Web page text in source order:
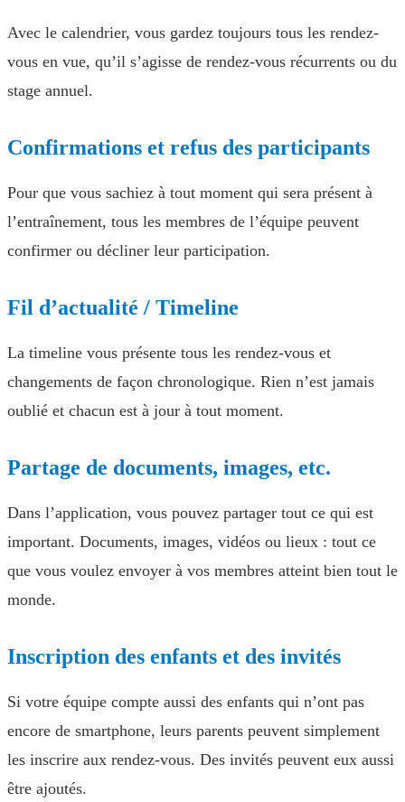
Avec le calendrier, vous gardez toujours tous les rendez-
vous en vue, qu’il s’agisse de rendez-vous récurrents ou du
stage annuel.
Confirmations et refus des participants
Pour que vous sachiez à tout moment qui sera présent à
l’entraînement, tous les membres de l’équipe peuvent
confirmer ou décliner leur participation.
Fil d’actualité / Timeline
La timeline vous présente tous les rendez-vous et
changements de façon chronologique. Rien n’est jamais
oublié et chacun est à jour à tout moment.
Partage de documents, images, etc.
Dans l’application, vous pouvez partager tout ce qui est
important. Documents, images, vidéos ou lieux : tout ce
que vous voulez envoyer à vos membres atteint bien tout le
monde.
Inscription des enfants et des invités
Si votre équipe compte aussi des enfants qui n’ont pas
encore de smartphone, leurs parents peuvent simplement
les inscrire aux rendez-vous. Des invités peuvent eux aussi
être ajoutés.